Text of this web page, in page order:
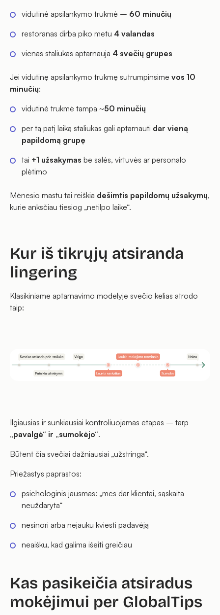
vidutinė apsilankymo trukmė – 60 minučių
restoranas dirba piko metu 4 valandas
vienas staliukas aptarnauja 4 svečių grupes
Jei vidutinę apsilankymo trukmę sutrumpinsime vos 10
minučių:
vidutinė trukmė tampa ~50 minučių
per tą patį laiką staliukas gali aptarnauti dar vieną
papildomą grupę
tai +1 užsakymas be salės, virtuvės ar personalo
plėtimo
Mėnesio mastu tai reiškia dešimtis papildomų užsakymų,
kurie anksčiau tiesiog „netilpo laike“.
Kur iš tikrųjų atsiranda
lingering
Klasikiniame aptarnavimo modelyje svečio kelias atrodo
taip:
Ilgiausias ir sunkiausiai kontroliuojamas etapas – tarp
„pavalgė“ ir „sumokėjo“.
Būtent čia svečiai dažniausiai „užstringa“.
Priežastys paprastos:
psichologinis jausmas: „mes dar klientai, sąskaita
neuždaryta“
nesinori arba nejauku kviesti padavėją
neaišku, kad galima išeiti greičiau
Kas pasikeičia atsiradus
mokėjimui per GlobalTips